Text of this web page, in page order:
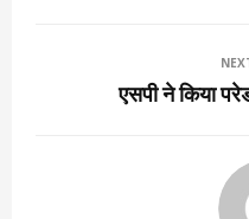
एसपी ने किया